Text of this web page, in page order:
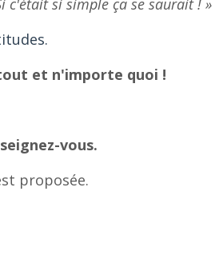
c'était si simple ça se saurait ! »
et n'importe quoi !
vous.
proposée.